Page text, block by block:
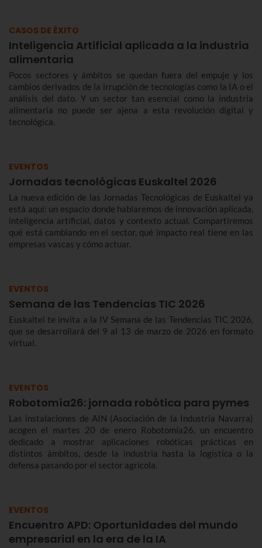
CASOS DE ÉXITO
Inteligencia Artificial aplicada a la industria
alimentaria
Pocos sectores y ámbitos se quedan fuera del empuje y los
cambios derivados de la irrupción de tecnologías como la IA o el
análisis del dato. Y un sector tan esencial como la industria
alimentaria no puede ser ajena a esta revolución digital y
tecnológica.
EVENTOS
Jornadas tecnológicas Euskaltel 2026
La nueva edición de las Jornadas Tecnológicas de Euskaltel ya
está aquí: un espacio donde hablaremos de innovación aplicada,
inteligencia artificial, datos y contexto actual. Compartiremos
qué está cambiando en el sector, qué impacto real tiene en las
empresas vascas y cómo actuar.
EVENTOS
Semana de las Tendencias TIC 2026
Euskaltel te invita a la IV Semana de las Tendencias TIC 2026,
que se desarrollará del 9 al 13 de marzo de 2026 en formato
virtual.
EVENTOS
Robotomía26: jornada robótica para pymes
Las instalaciones de AIN (Asociación de la Industria Navarra)
acogen el martes 20 de enero Robotomía26, un encuentro
dedicado a mostrar aplicaciones robóticas prácticas en
distintos ámbitos, desde la industria hasta la logística o la
defensa pasando por el sector agrícola.
EVENTOS
Encuentro APD: Oportunidades del mundo
empresarial en la era de la IA